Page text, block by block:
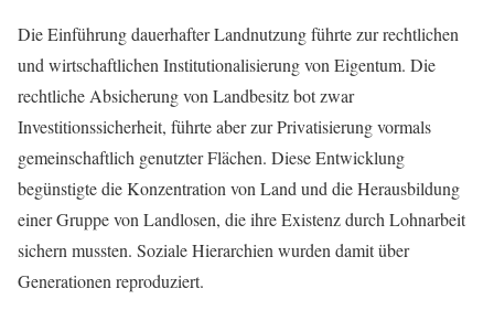
Die Einführung dauerhafter Landnutzung führte zur rechtlichen
und wirtschaftlichen Institutionalisierung von Eigentum. Die
rechtliche Absicherung von Landbesitz bot zwar
Investitionssicherheit, führte aber zur Privatisierung vormals
gemeinschaftlich genutzter Flächen. Diese Entwicklung
begünstigte die Konzentration von Land und die Herausbildung
einer Gruppe von Landlosen, die ihre Existenz durch Lohnarbeit
sichern mussten. Soziale Hierarchien wurden damit über
Generationen reproduziert.